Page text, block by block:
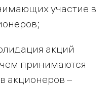
участие в
акций
принимаются
акционеров –